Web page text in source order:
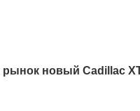
рынок новый Cadillac